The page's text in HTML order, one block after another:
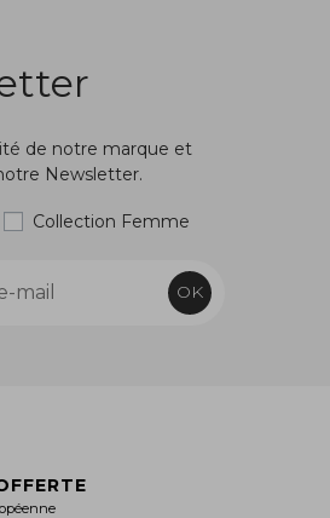
de notre marque et
Newsletter.
Collection Femme
OK